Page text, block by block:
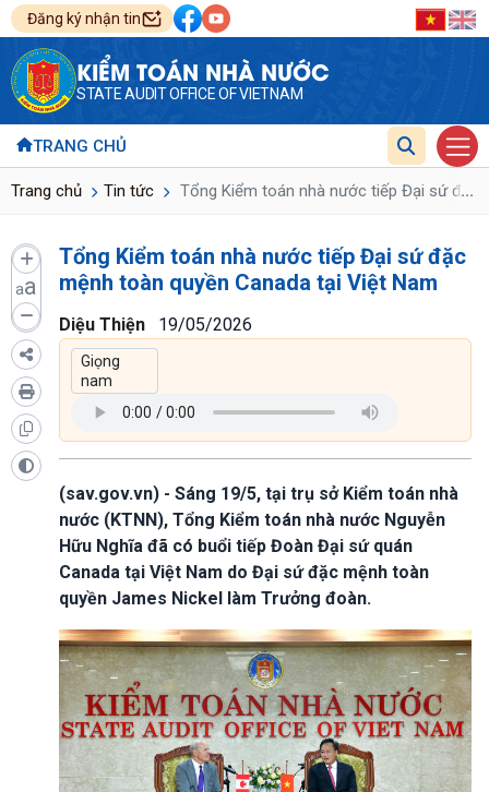
Đăng ký nhận tin
KIỂM TOÁN NHÀ NƯỚC
STATE AUDIT OFFICE OF VIETNAM
TRANG CHỦ
Trang chủ Tin tức Tổng Kiểm toán nhà nước tiếp Đại sứ đặc
...
aa
Tổng Kiểm toán nhà nước tiếp Đại sứ đặc
mệnh toàn quyền Canada tại Việt Nam
Diệu Thiện 19/05/2026
(sav.gov.vn) - Sáng 19/5, tại trụ sở Kiểm toán nhà
nước (KTNN), Tổng Kiểm toán nhà nước Nguyễn
Hữu Nghĩa đã có buổi tiếp Đoàn Đại sứ quán
Canada tại Việt Nam do Đại sứ đặc mệnh toàn
quyền James Nickel làm Trưởng đoàn.